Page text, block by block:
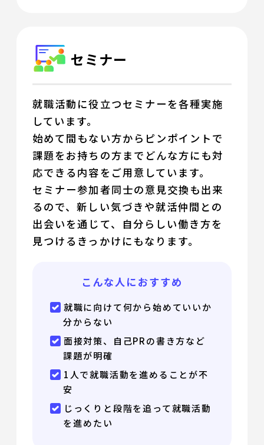
セミナー
就職活動に役立つセミナーを各種実施
しています。
始めて間もない方からピンポイントで
課題をお持ちの方までどんな方にも対
応できる内容をご用意しています。
セミナー参加者同士の意見交換も出来
るので、新しい気づきや就活仲間との
出会いを通じて、自分らしい働き方を
見つけるきっかけにもなります。
こんな人におすすめ
就職に向けて何から始めていいか
分からない
面接対策、自己PRの書き方など
課題が明確
1人で就職活動を進めることが不
安
じっくりと段階を追って就職活動
を進めたい